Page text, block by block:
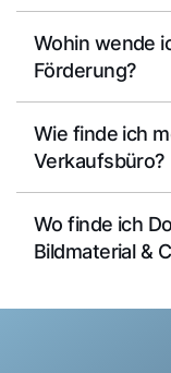
Wohin wende
Förderung?
Wie finde ich
Verkaufsbüro?
Wo finde ich
Bildmaterial &